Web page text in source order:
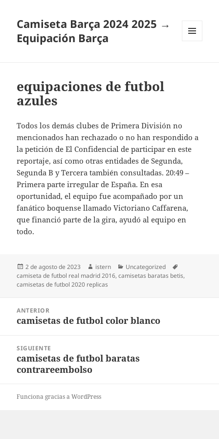
Camiseta Barça 2024 2025 →
Equipación Barça
equipaciones de futbol
azules
Todos los demás clubes de Primera División no
mencionados han rechazado o no han respondido a
la petición de El Confidencial de participar en este
reportaje, así como otras entidades de Segunda,
Segunda B y Tercera también consultadas. 20:49 –
Primera parte irregular de España. En esa
oportunidad, el equipo fue acompañado por un
fanático boquense llamado Victoriano Caffarena,
que financió parte de la gira, ayudó al equipo en
todo.
Publicado
el
2 de agosto de 2023 Autor
istern Categorías
Uncategorized
camiseta de futbol real madrid 2016,camisetas baratas betis,
camisetas de futbol 2020 replicas
entradas
ANTERIOR
Entrada
camisetas de futbol color blanco
SIGUIENTE
Entrada
siguiente:
camisetas de futbol baratas
contrareembolso
Funciona gracias a WordPress